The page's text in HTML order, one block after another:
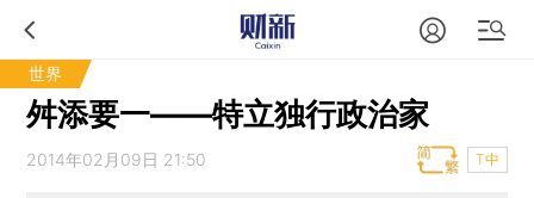
世界
舛添要一——特立独行政治家
2014年02月09日 21:50 T中